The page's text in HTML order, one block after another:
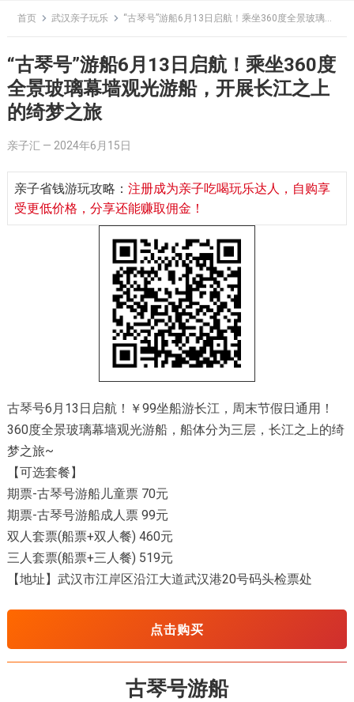
首页 武汉亲子玩乐 “古琴号”游船6月13日启航！乘坐360度全景玻璃幕墙观光游船，开展长江之上的绮梦之旅
“古琴号”游船6月13日启航！乘坐360度
全景玻璃幕墙观光游船，开展长江之上
的绮梦之旅
亲子汇 — 2024年6月15日
亲子省钱游玩攻略： 注册成为亲子吃喝玩乐达人，自购享
受更低价格，分享还能赚取佣金！
古琴号6月13日启航！￥99坐船游长江，周末节假日通用！
360度全景玻璃幕墙观光游船，船体分为三层，长江之上的绮
梦之旅~
【可选套餐】
期票-古琴号游船儿童票 70元
期票-古琴号游船成人票 99元
双人套票(船票+双人餐) 460元
三人套票(船票+三人餐) 519元
【地址】武汉市江岸区沿江大道武汉港20号码头检票处
点击购买
古琴号游船